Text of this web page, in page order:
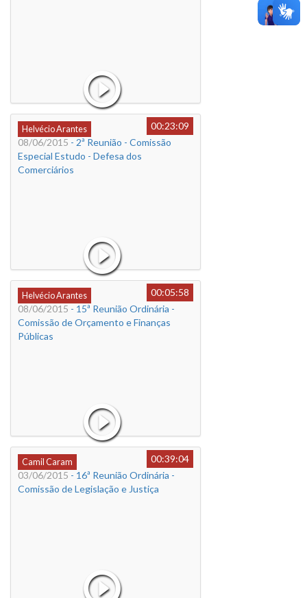
Helvécio Arantes
00:23:09
08/06/2015 - 2ª Reunião - Comissão
Especial Estudo - Defesa dos
Comerciários
Helvécio Arantes
00:05:58
08/06/2015 - 15ª Reunião Ordinária -
Comissão de Orçamento e Finanças
Públicas
Camil Caram
00:39:04
03/06/2015 - 16ª Reunião Ordinária -
Comissão de Legislação e Justiça